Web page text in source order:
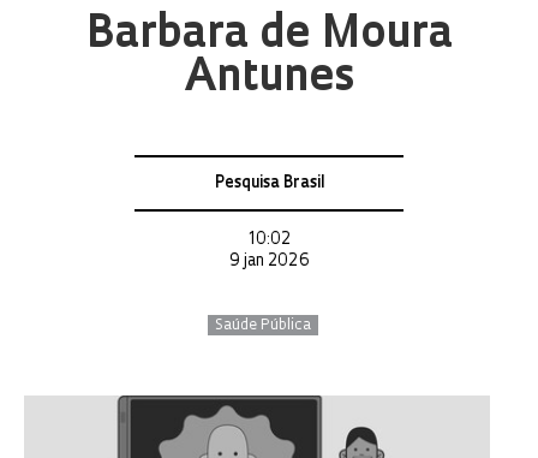
Barbara de Moura
Antunes
Pesquisa Brasil
10:02
9 jan 2026
Saúde Pública